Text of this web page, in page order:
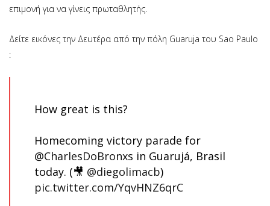
επιμονή για να γίνεις πρωταθλητής.
Δείτε εικόνες την Δευτέρα από την πόλη Guaruja του Sao Paulo
:
How great is this?
Homecoming victory parade for
@CharlesDoBronxs in Guarujá, Brasil
today. (🎥 @diegolimacb)
pic.twitter.com/YqvHNZ6qrC